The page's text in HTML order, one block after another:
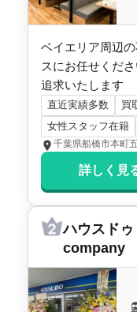
1,800万
千葉県鎌ヶ谷市東
階数:2階
土地面積:103㎡
株式会社宅商住販
ベイエリア周辺
スにお任せくだ
追求いたします
直近実績多数 買
女性スタッフ在籍
千葉県船橋市本町
詳しく見
ハウスド
company